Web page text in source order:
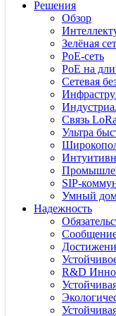
Решения
Обзор
Зелёная
PoE-сеть
PoE на
Сетевая
Связь
Ультра
SIP-
Умный
Надежность
Сообщение
R&D